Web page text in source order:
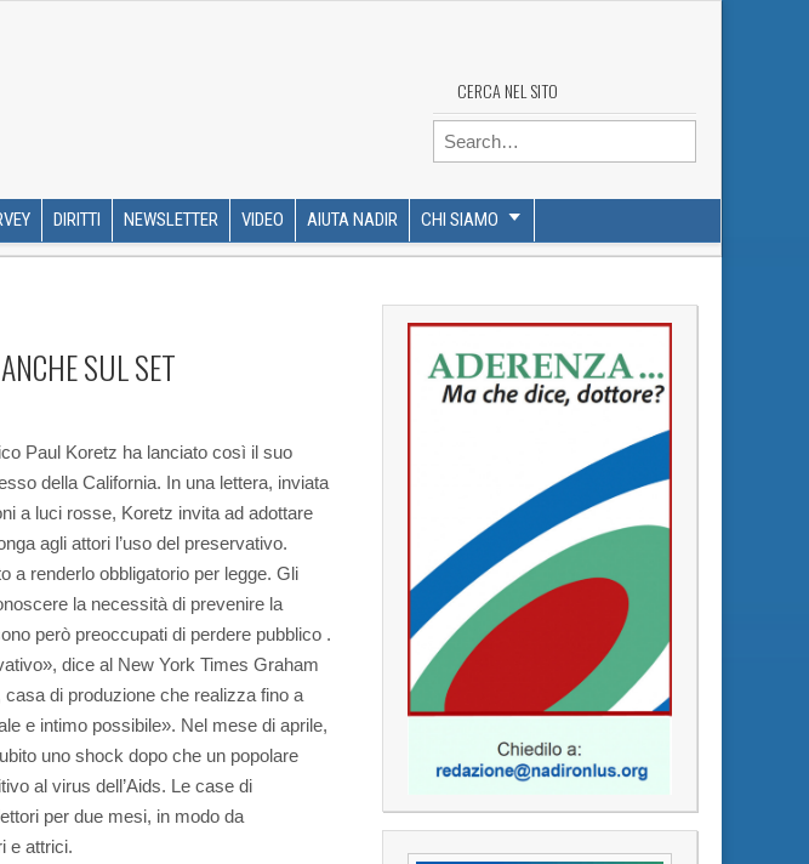
CERCA NEL SITO
Search for:
SKIP TO CONTENT
DIRITTI NEWSLETTER VIDEO AIUTA NADIR CHI SIAMO
SUL SET
Paul Koretz ha lanciato così il suo
della California. In una lettera, inviata
a luci rosse, Koretz invita ad adottare
agli attori l’uso del preservativo.
a renderlo obbligatorio per legge. Gli
la necessità di prevenire la
però preoccupati di perdere pubblico .
dice al New York Times Graham
di produzione che realizza fino a
e intimo possibile». Nel mese di aprile,
uno shock dopo che un popolare
al virus dell’Aids. Le case di
per due mesi, in modo da
e attrici.